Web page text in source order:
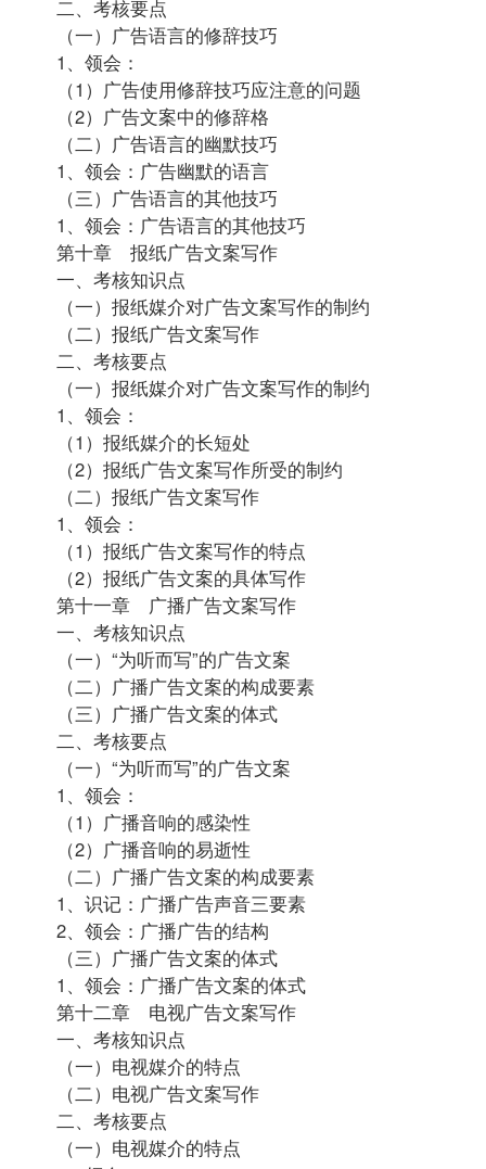
二、考核要点
（一）广告语言的修辞技巧
1、领会：
（1）广告使用修辞技巧应注意的问题
（2）广告文案中的修辞格
（二）广告语言的幽默技巧
1、领会：广告幽默的语言
（三）广告语言的其他技巧
1、领会：广告语言的其他技巧
第十章 报纸广告文案写作
一、考核知识点
（一）报纸媒介对广告文案写作的制约
（二）报纸广告文案写作
二、考核要点
（一）报纸媒介对广告文案写作的制约
1、领会：
（1）报纸媒介的长短处
（2）报纸广告文案写作所受的制约
（二）报纸广告文案写作
1、领会：
（1）报纸广告文案写作的特点
（2）报纸广告文案的具体写作
第十一章 广播广告文案写作
一、考核知识点
（一）“为听而写”的广告文案
（二）广播广告文案的构成要素
（三）广播广告文案的体式
二、考核要点
（一）“为听而写”的广告文案
1、领会：
（1）广播音响的感染性
（2）广播音响的易逝性
（二）广播广告文案的构成要素
1、识记：广播广告声音三要素
2、领会：广播广告的结构
（三）广播广告文案的体式
1、领会：广播广告文案的体式
第十二章 电视广告文案写作
一、考核知识点
（一）电视媒介的特点
（二）电视广告文案写作
二、考核要点
（一）电视媒介的特点